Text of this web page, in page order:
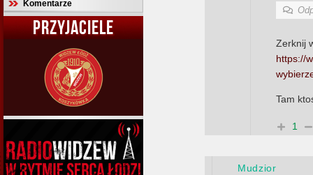
Komentarze
PRZYJACIELE
Zerknij
https://
Tam
1
Mudzior